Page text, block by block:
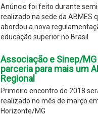
Anúncio foi feito durante
realizado na sede da ABMES
abordou a nova
educação superior no Brasil
Associação e Sinep/
parceria para mais um
Regional
Primeiro encontro de 2018
realizado no mês de março
Horizonte/MG